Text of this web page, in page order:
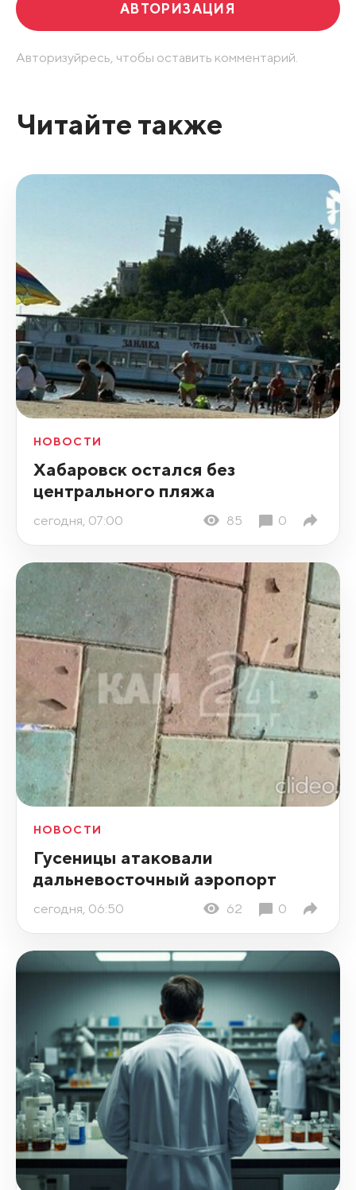
АВТОРИЗАЦИЯ
Авторизуйресь, чтобы оставить комментарий.
Читайте также
НОВОСТИ
Хабаровск остался без
центрального пляжа
сегодня, 07:00 85 0
НОВОСТИ
Гусеницы атаковали
дальневосточный аэропорт
сегодня, 06:50 62 0